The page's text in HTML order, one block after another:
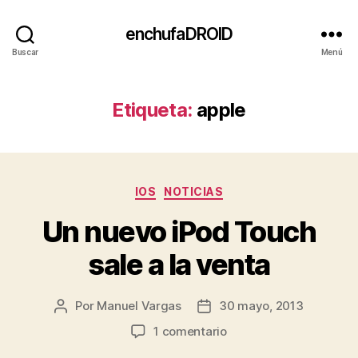
Buscar
enchufaDROID
Menú
Etiqueta: apple
Categorías
IOS NOTICIAS
Un nuevo iPod Touch
sale a la venta
Autor
Por Manuel Vargas
Fecha
de
30 mayo, 2013
1 comentarioen